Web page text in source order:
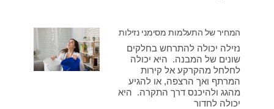
המחיר של התעלמות מסימני נזילות
נזילה יכולה להתרחש בחלקים
שונים של המבנה. היא יכולה
לחלחל מהקרקע אל קירות
המרתף ואך הרצפה, או להגיע
מהגג ולהיכנס דרך התקרה. היא
יכולה לחדור